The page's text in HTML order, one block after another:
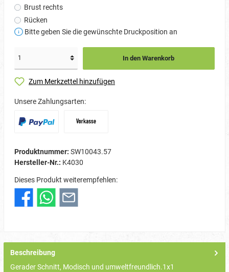
Brust rechts
Rücken
Bitte geben Sie die gewünschte Druckposition an
In den Warenkorb
Zum Merkzettel hinzufügen
Unsere Zahlungsarten:
Produktnummer: SW10043.57
Hersteller-Nr.: K4030
Dieses Produkt weiterempfehlen:
Beschreibung
Gerader Schnitt, Modisch und umweltfreundlich.1x1